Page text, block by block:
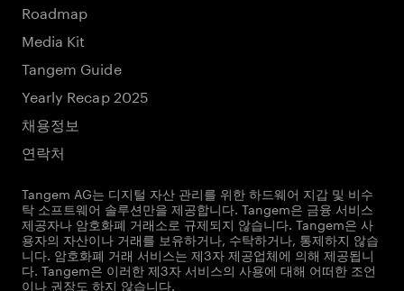
Roadmap
Media Kit
Tangem Guide
Yearly Recap 2025
채용정보
연락처
Tangem AG는 디지털 자산 관리를 위한 하드웨어 지갑 및 비수
탁 소프트웨어 솔루션만을 제공합니다. Tangem은 금융 서비스
제공자나 암호화폐 거래소로 규제되지 않습니다. Tangem은 사
용자의 자산이나 거래를 보유하거나, 수탁하거나, 통제하지 않습
니다. 암호화폐 거래 서비스는 제3자 제공업체에 의해 제공됩니
다. Tangem은 이러한 제3자 서비스의 사용에 대해 어떠한 조언
이나 권장도 하지 않습니다.